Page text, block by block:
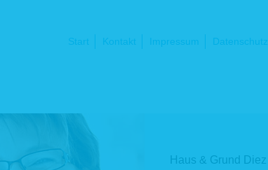
Navigation
Start Kontakt Impressum Datenschutz
Haus & Grund Diez